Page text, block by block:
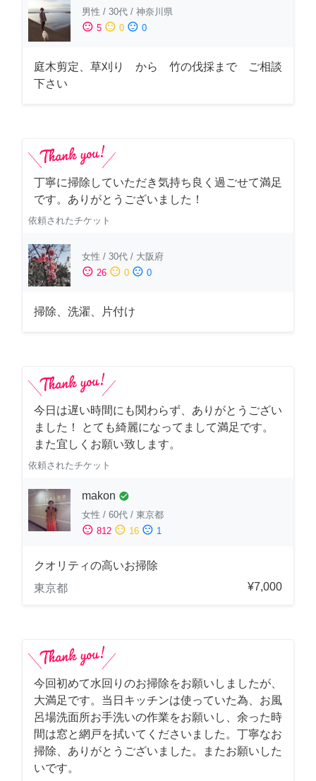
男性 / 30代 / 神奈川県
sentiment_satisfied 5 sentiment_neutral 0 sentiment_dissatisfied 0
庭木剪定、草刈り から 竹の伐採まで ご相談
下さい
丁寧に掃除していただき気持ち良く過ごせて満足
です。ありがとうございました！
依頼されたチケット
女性 / 30代 / 大阪府
sentiment_satisfied 26 sentiment_neutral 0 sentiment_dissatisfied 0
掃除、洗濯、片付け
今日は遅い時間にも関わらず、ありがとうござい
ました！ とても綺麗になってまして満足です。
また宜しくお願い致します。
依頼されたチケット
makon check_circle
女性 / 60代 / 東京都
sentiment_satisfied 812 sentiment_neutral 16 sentiment_dissatisfied 1
クオリティの高いお掃除
東京都
¥7,000
今回初めて水回りのお掃除をお願いしましたが、
大満足です。当日キッチンは使っていた為、お風
呂場洗面所お手洗いの作業をお願いし、余った時
間は窓と網戸を拭いてくださいました。丁寧なお
掃除、ありがとうございました。またお願いした
いです。